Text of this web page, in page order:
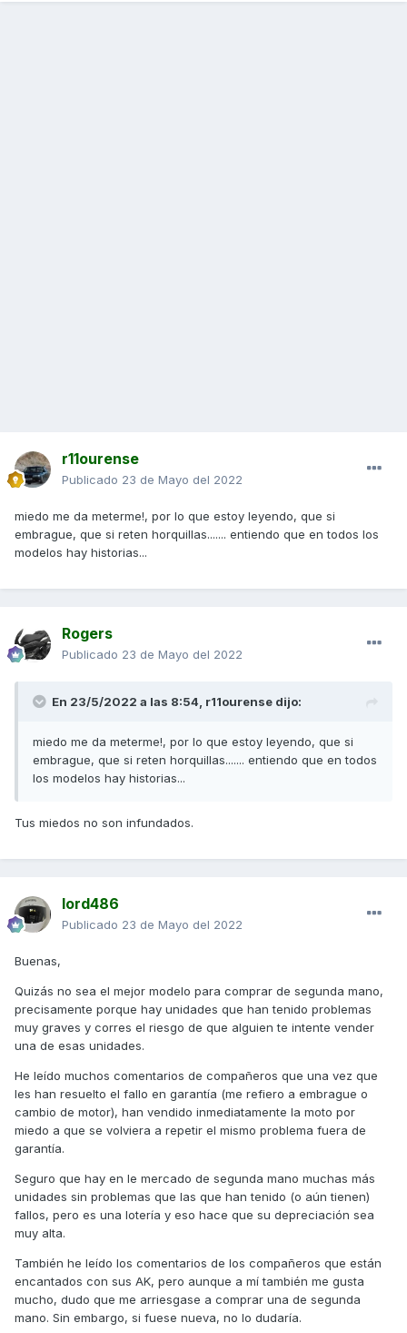
r11ourense
Publicado 23 de Mayo del 2022
miedo me da meterme!, por lo que estoy leyendo, que si
embrague, que si reten horquillas....... entiendo que en todos los
modelos hay historias...
Rogers
Publicado 23 de Mayo del 2022
En 23/5/2022 a las 8:54, r11ourense dijo:
miedo me da meterme!, por lo que estoy leyendo, que si
embrague, que si reten horquillas....... entiendo que en todos
los modelos hay historias...
Tus miedos no son infundados.
lord486
Publicado 23 de Mayo del 2022
Buenas,
Quizás no sea el mejor modelo para comprar de segunda mano,
precisamente porque hay unidades que han tenido problemas
muy graves y corres el riesgo de que alguien te intente vender
una de esas unidades.
He leído muchos comentarios de compañeros que una vez que
les han resuelto el fallo en garantía (me refiero a embrague o
cambio de motor), han vendido inmediatamente la moto por
miedo a que se volviera a repetir el mismo problema fuera de
garantía.
Seguro que hay en le mercado de segunda mano muchas más
unidades sin problemas que las que han tenido (o aún tienen)
fallos, pero es una lotería y eso hace que su depreciación sea
muy alta.
También he leído los comentarios de los compañeros que están
encantados con sus AK, pero aunque a mí también me gusta
mucho, dudo que me arriesgase a comprar una de segunda
mano. Sin embargo, si fuese nueva, no lo dudaría.